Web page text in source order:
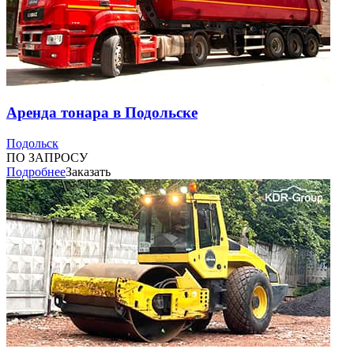
Аренда тонара в Подольске
Подольск
ПО ЗАПРОСУ
ПодробнееЗаказать